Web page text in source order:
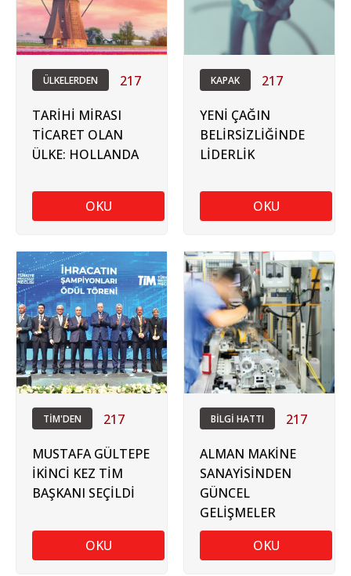
ÜLKELERDEN 217
TARİHİ MİRASI
TİCARET OLAN
ÜLKE: HOLLANDA
OKU
KAPAK 217
YENİ ÇAĞIN
BELİRSİZLİĞİNDE
LİDERLİK
OKU
TİM'DEN 217
MUSTAFA GÜLTEPE
İKİNCİ KEZ TİM
BAŞKANI SEÇİLDİ
OKU
BİLGİ HATTI 217
ALMAN MAKİNE
SANAYİSİNDEN
GÜNCEL
GELİŞMELER
OKU